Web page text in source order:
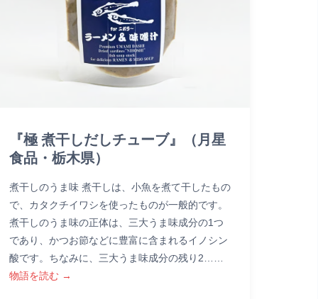
『極 煮干しだしチューブ』（月星
食品・栃木県）
煮干しのうま味 煮干しは、小魚を煮て干したもの
で、カタクチイワシを使ったものが一般的です。
煮干しのうま味の正体は、三大うま味成分の1つ
であり、かつお節などに豊富に含まれるイノシン
酸です。ちなみに、三大うま味成分の残り2……
物語を読む →